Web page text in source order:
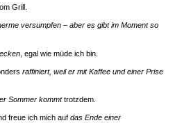
Grill.
versumpfen – aber es gibt im Moment so
, egal wie müde ich bin.
raffiniert, weil er mit Kaffee und einer Prise
Sommer kommttrotzdem.
freue ich mich auf das Ende einer